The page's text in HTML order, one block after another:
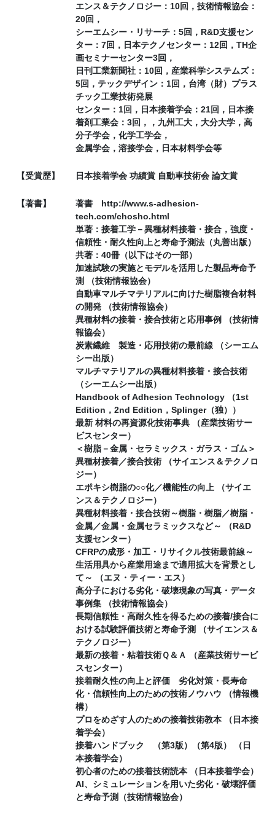
エンス＆テクノロジー：10回，技術情報協会：
20回，
シーエムシー・リサーチ：5回，R&D支援セン
ター：7回，日本テクノセンター：12回，TH企
画セミナーセンター3回，
日刊工業新聞社：10回，産業科学システムズ：
5回，テックデザイン：1回，台湾（財）プラス
チック工業技術発展
センター：1回，日本接着学会：21回，日本接
着剤工業会：3回，，九州工大，大分大学，高
分子学会，化学工学会，
金属学会，溶接学会，日本材料学会等
【受賞歴】 日本接着学会 功績賞 自動車技術会 論文賞
【著書】
著書 http://www.s-adhesion-
tech.com/chosho.html
単著：接着工学－異種材料接着・接合，強度・
信頼性・耐久性向上と寿命予測法（丸善出版）
共著：40冊（以下はその一部）
加速試験の実施とモデルを活用した製品寿命予
測 （技術情報協会）
自動車マルチマテリアルに向けた樹脂複合材料
の開発 （技術情報協会）
異種材料の接着・接合技術と応用事例 （技術情
報協会）
炭素繊維 製造・応用技術の最前線 （シーエム
シー出版）
マルチマテリアルの異種材料接着・接合技術
（シーエムシー出版）
Handbook of Adhesion Technology （1st
Edition，2nd Edition，Splinger（独））
最新 材料の再資源化技術事典 （産業技術サー
ビスセンター）
＜樹脂－金属・セラミックス・ガラス・ゴム＞
異種材接着／接合技術 （サイエンス＆テクノロ
ジー）
エポキシ樹脂の○○化／機能性の向上 （サイエ
ンス＆テクノロジー）
異種材料接着・接合技術～樹脂・樹脂／樹脂・
金属／金属・金属セラミックスなど～ （R&D
支援センター）
CFRPの成形・加工・リサイクル技術最前線～
生活用具から産業用途まで適用拡大を背景とし
て～ （エヌ・ティー・エス）
高分子における劣化・破壊現象の写真・データ
事例集 （技術情報協会）
長期信頼性・高耐久性を得るための接着/接合に
おける試験評価技術と寿命予測 （サイエンス＆
テクノロジー）
最新の接着・粘着技術Ｑ＆Ａ （産業技術サービ
スセンター）
接着耐久性の向上と評価 劣化対策・長寿命
化・信頼性向上のための技術ノウハウ （情報機
構）
プロをめざす人のための接着技術教本 （日本接
着学会）
接着ハンドブック （第3版）（第4版） （日
本接着学会）
初心者のための接着技術読本 （日本接着学会）
AI、シミュレーションを用いた劣化・破壊評価
と寿命予測（技術情報協会）